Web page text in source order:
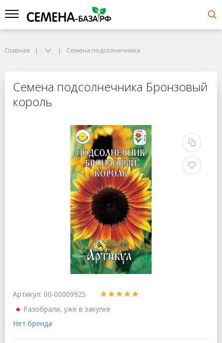
Главная Семена подсолнечника
Семена подсолнечника Бронзовый
король
Артикул: 00-00009925
Разобрали, уже в закупке
Нет бренда